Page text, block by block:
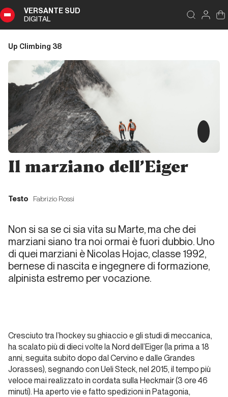
VERSANTE SUD
DIGITAL
Indice
Sommario
Editoriale
Editoriale
Cronologia
recente
delle
principali
salite
La parete
nord
dell’Eiger,
un
Il marziano dell’Eiger
DIGITAL
Up Climbing 38
Testo Fabrizio Rossi
Non si sa se ci sia vita su Marte, ma che dei
marziani siano tra noi ormai è fuori dubbio. Uno
di quei marziani è Nicolas Hojac, classe 1992,
bernese di nascita e ingegnere di formazione,
alpinista estremo per vocazione.
Cresciuto tra l’hockey su ghiaccio e gli studi di meccanica,
ha scalato più di dieci volte la Nord dell’Eiger (la prima a 18
anni, seguita subito dopo dal Cervino e dalle Grandes
Jorasses), segnando con Ueli Steck, nel 2015, il tempo più
veloce mai realizzato in cordata sulla Heckmair (3 ore 46
minuti). Ha aperto vie e fatto spedizioni in Patagonia,